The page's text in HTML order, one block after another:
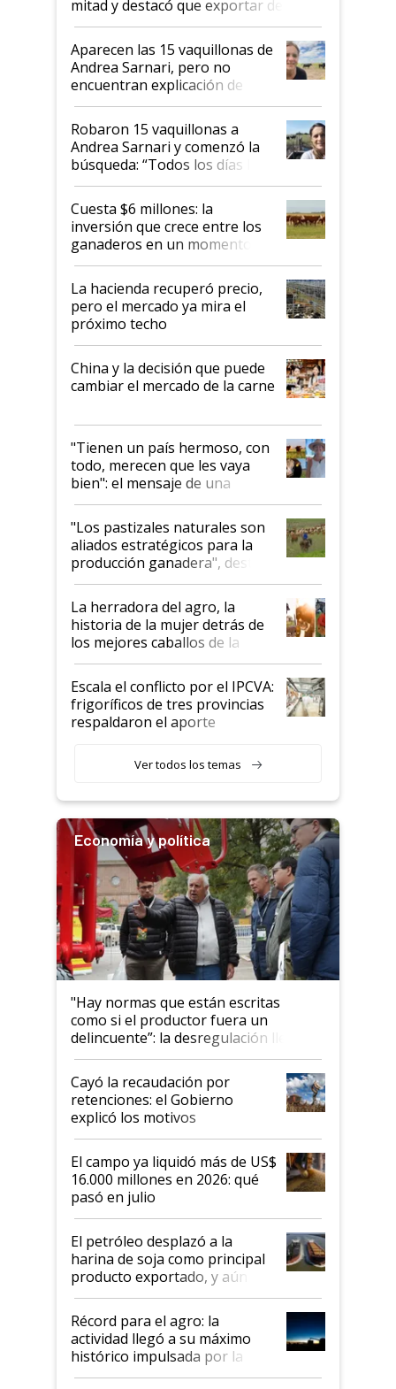
mitad y destacó que exportar dejó de
ser "para unos pocos": "Tenemos un
mandato muy claro del gobierno
nacional"
Aparecen las 15 vaquillonas de
Andrea Sarnari, pero no
encuentran explicación de
cómo llegaron allí
Robaron 15 vaquillonas a
Andrea Sarnari y comenzó la
búsqueda: “Todos los días le
toca a algún productor”
Cuesta $6 millones: la
inversión que crece entre los
ganaderos en un momento
histórico para la actividad
La hacienda recuperó precio,
pero el mercado ya mira el
próximo techo
China y la decisión que puede
cambiar el mercado de la carne
"Tienen un país hermoso, con
todo, merecen que les vaya
bien": el mensaje de una
ganadera uruguaya sobre las
oportunidades que se abren
para el agro en Argentina, con
foco en la carne
"Los pastizales naturales son
aliados estratégicos para la
producción ganadera", destaca
la iniciativa que ya reúne a 46
establecimientos en Argentina
La herradora del agro, la
historia de la mujer detrás de
los mejores caballos de la
Argentina y los mitos que
todavía hacen sufrir a estos
animales: "Mientras me
descalificaban, yo seguí
haciendo currículum"
Escala el conflicto por el IPCVA:
frigoríficos de tres provincias
respaldaron el aporte
Ver todos los temas
Economía y política
"Hay normas que están escritas
como si el productor fuera un
delincuente”: la desregulación llegó
al Congreso Aapresid y hasta se
habló del financiamiento al IPCVA
Cayó la recaudación por
retenciones: el Gobierno
explicó los motivos
El campo ya liquidó más de US$
16.000 millones en 2026: qué
pasó en julio
El petróleo desplazó a la
harina de soja como principal
producto exportado, y aún así
el agro aportó casi seis de cada
diez dólares y sostuvo el
liderazgo en un semestre
récord
Récord para el agro: la
actividad llegó a su máximo
histórico impulsada por la
cosecha y las exportaciones